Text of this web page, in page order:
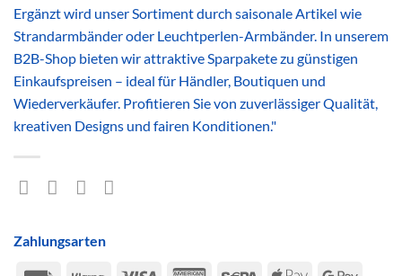
Ergänzt wird unser Sortiment durch saisonale Artikel wie
Strandarmbänder oder Leuchtperlen-Armbänder. In unserem
B2B-Shop bieten wir attraktive Sparpakete zu günstigen
Einkaufspreisen – ideal für Händler, Boutiquen und
Wiederverkäufer. Profitieren Sie von zuverlässiger Qualität,
kreativen Designs und fairen Konditionen."
Zahlungsarten